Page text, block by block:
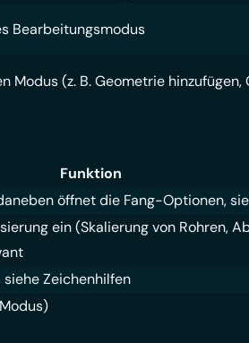
Bearbeitungsmodus
Modus (z. B. Geometrie
Funktion
öffnet die Fang-Optionen,
ein (Skalierung von Rohren,
sieheZeichenhilfen